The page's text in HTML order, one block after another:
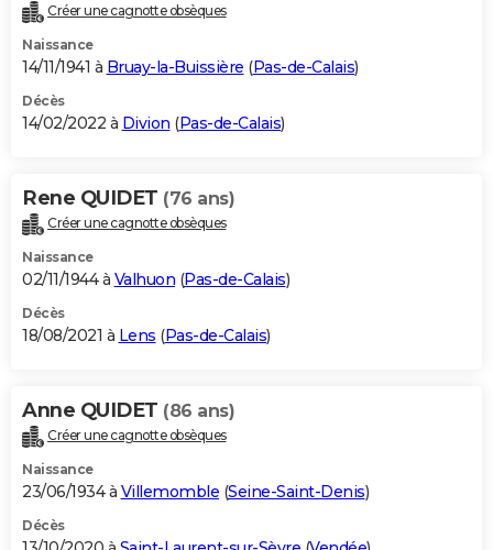
Créer une cagnotte obsèques
Naissance
14/11/1941 à Bruay-la-Buissière (Pas-de-Calais)
Décès
14/02/2022 à Divion (Pas-de-Calais)
Rene QUIDET (76 ans)
Créer une cagnotte obsèques
Naissance
02/11/1944 à Valhuon (Pas-de-Calais)
Décès
18/08/2021 à Lens (Pas-de-Calais)
Anne QUIDET (86 ans)
Créer une cagnotte obsèques
Naissance
23/06/1934 à Villemomble (Seine-Saint-Denis)
Décès